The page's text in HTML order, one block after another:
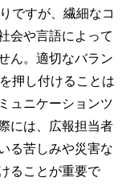
ですが、繊細なコ
会や言語によって
ん。適切なバラン
押し付けることは
ュニケーションツ
には、広報担当者
る苦しみや災害な
ることが重要で